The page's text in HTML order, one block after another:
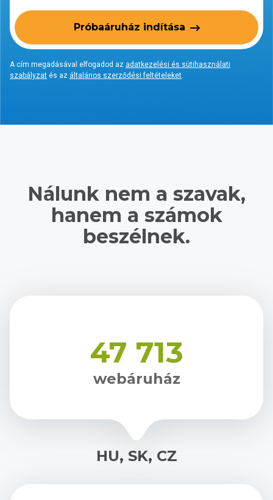
Próbaáruház indítása
A cím megadásával elfogadod az adatkezelési és sütihasználati
szabályzat és az általános szerződési feltételeket.
Nálunk nem a szavak,
hanem a számok
beszélnek.
47 713
webáruház
HU, SK, CZ